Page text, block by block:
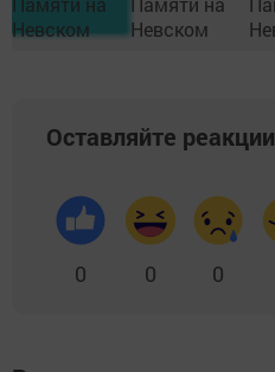
Оставляйте реакции
0 0 0